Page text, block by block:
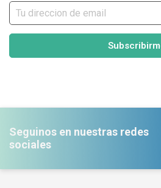
Seguinos en nuestras redes
sociales